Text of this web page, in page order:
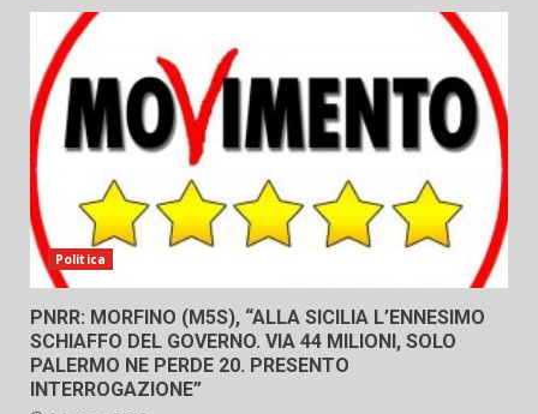
Politica
PNRR: MORFINO (M5S), “ALLA SICILIA L’ENNESIMO
SCHIAFFO DEL GOVERNO. VIA 44 MILIONI, SOLO
PALERMO NE PERDE 20. PRESENTO
INTERROGAZIONE”